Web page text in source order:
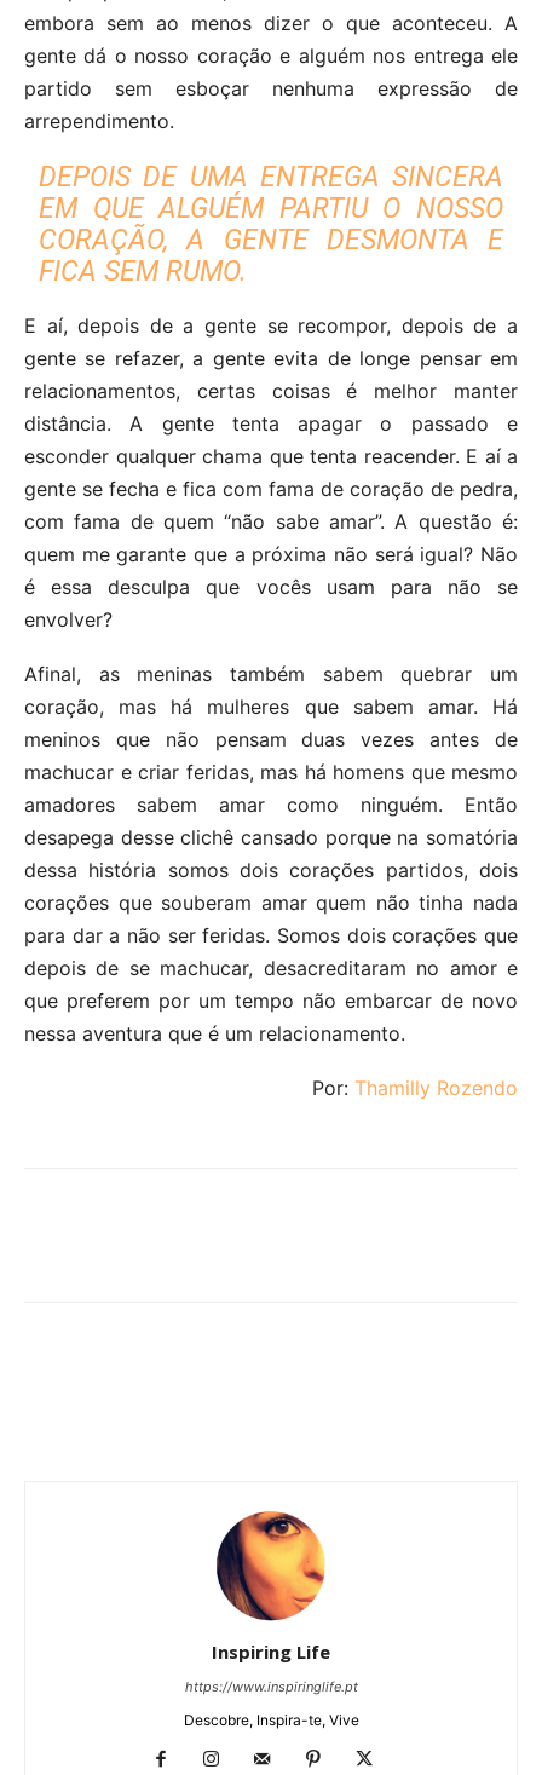
embora sem ao menos dizer o que aconteceu. A
gente dá o nosso coração e alguém nos entrega ele
partido sem esboçar nenhuma expressão de
arrependimento.
DEPOIS DE UMA ENTREGA SINCERA
EM QUE ALGUÉM PARTIU O NOSSO
CORAÇÃO, A GENTE DESMONTA E
FICA SEM RUMO.
E aí, depois de a gente se recompor, depois de a
gente se refazer, a gente evita de longe pensar em
relacionamentos, certas coisas é melhor manter
distância. A gente tenta apagar o passado e
esconder qualquer chama que tenta reacender. E aí a
gente se fecha e fica com fama de coração de pedra,
com fama de quem “não sabe amar”. A questão é:
quem me garante que a próxima não será igual? Não
é essa desculpa que vocês usam para não se
envolver?
Afinal, as meninas também sabem quebrar um
coração, mas há mulheres que sabem amar. Há
meninos que não pensam duas vezes antes de
machucar e criar feridas, mas há homens que mesmo
amadores sabem amar como ninguém. Então
desapega desse clichê cansado porque na somatória
dessa história somos dois corações partidos, dois
corações que souberam amar quem não tinha nada
para dar a não ser feridas. Somos dois corações que
depois de se machucar, desacreditaram no amor e
que preferem por um tempo não embarcar de novo
nessa aventura que é um relacionamento.
Por: Thamilly Rozendo
Inspiring Life
https://www.inspiringlife.pt
Descobre, Inspira-te, Vive